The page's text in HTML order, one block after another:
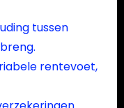
tussen
rentevoet,